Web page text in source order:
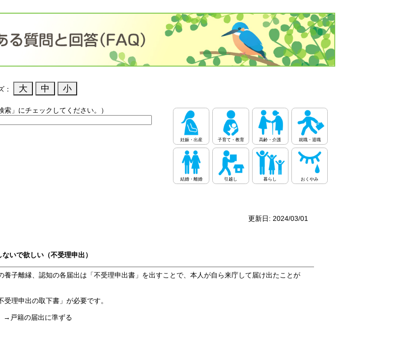
：
」にチェックしてください。）
更新日: 2024/03/01
いで欲しい（不受理申出）
子離縁、認知の各届出は「不受理申出書」を出すことで、本人が自ら来庁して届け出たことが
理申出の取下書」が必要です。
→戸籍の届出に準ずる
妊娠・出産 子育て・教育 高齢・介護 就職・退職
結婚・離婚 引越し 暮らし おくやみ